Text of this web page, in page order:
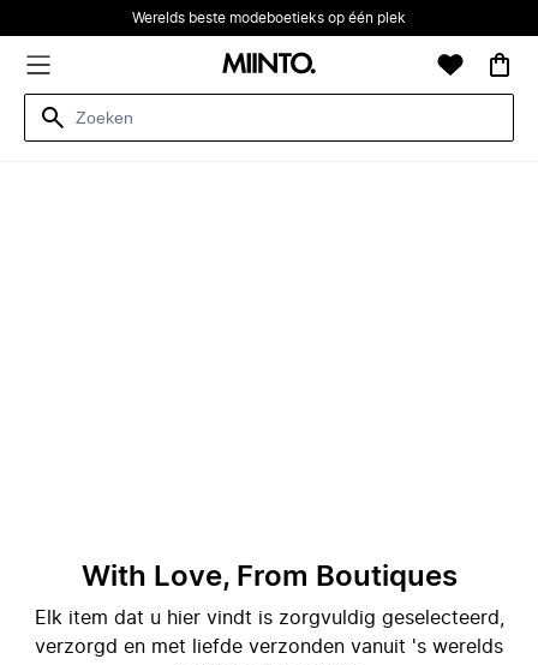
Werelds beste modeboetieks op één plek
With Love, From Boutiques
Elk item dat u hier vindt is zorgvuldig geselecteerd,
verzorgd en met liefde verzonden vanuit 's werelds